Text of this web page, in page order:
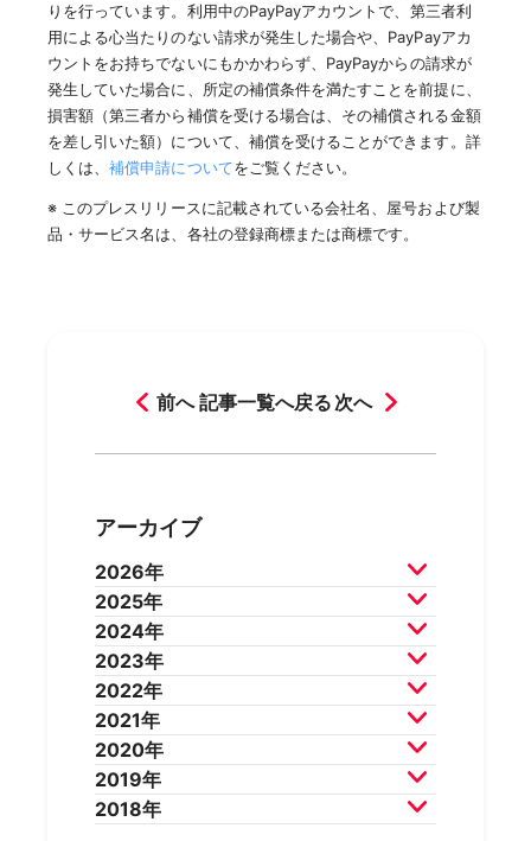
りを行っています。利用中のPayPayアカウントで、第三者利
用による心当たりのない請求が発生した場合や、PayPayアカ
ウントをお持ちでないにもかかわらず、PayPayからの請求が
発生していた場合に、所定の補償条件を満たすことを前提に、
損害額（第三者から補償を受ける場合は、その補償される金額
を差し引いた額）について、補償を受けることができます。詳
しくは、補償申請についてをご覧ください。
※ このプレスリリースに記載されている会社名、屋号および製
品・サービス名は、各社の登録商標または商標です。
前へ 記事一覧へ戻る 次へ
アーカイブ
2026年
2026年7月 2026年6月
2026年5月 2026年4月
2026年3月 2026年2月
2025年
2025年12月2025年11月
2025年10月2025年9月
2025年8月 2025年7月
2025年6月
2025年4月
2025年2月
2024年
2024年12月2024年11月
2024年10月2024年9月
2024年8月 2024年7月
2024年6月
2024年4月
2024年2月
2023年
2023年12月2023年11月
2023年10月2023年9月
2023年8月 2023年7月
2023年6月
2023年4月
2022年
2022年12月2022年11月
2022年10月2022年9月
2022年8月 2022年7月
2022年6月
2021年
2021年12月2021年11月
2021年10月2021年9月
2021年8月 2021年7月
2020年
2020年12月2020年11月
2020年10月2020年9月
2019年
2019年12月2019年11月
2018年